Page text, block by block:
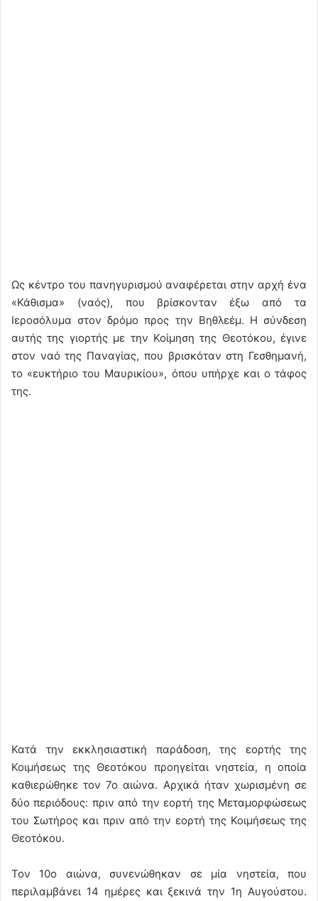
Ως κέντρο του πανηγυρισμού αναφέρεται στην αρχή ένα
«Κάθισμα» (ναός), που βρίσκονταν έξω από τα
Ιεροσόλυμα στον δρόμο προς την Βηθλεέμ. Η σύνδεση
αυτής της γιορτής με την Κοίμηση της Θεοτόκου, έγινε
στον ναό της Παναγίας, που βρισκόταν στη Γεσθημανή,
το «ευκτήριο του Μαυρικίου», όπου υπήρχε και ο τάφος
της.
Κατά την εκκλησιαστική παράδοση, της εορτής της
Κοιμήσεως της Θεοτόκου προηγείται νηστεία, η οποία
καθιερώθηκε τον 7ο αιώνα. Αρχικά ήταν χωρισμένη σε
δύο περιόδους: πριν από την εορτή της Μεταμορφώσεως
του Σωτήρος και πριν από την εορτή της Κοιμήσεως της
Θεοτόκου.
Τον 10ο αιώνα, συνενώθηκαν σε μία νηστεία, που
περιλαμβάνει 14 ημέρες και ξεκινά την 1η Αυγούστου.